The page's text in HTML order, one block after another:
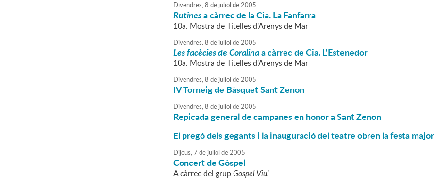
Divendres,8 de juliol de2005
Rutinesa càrrec de la Cia. La Fanfarra
10a. Mostra de Titelles d'Arenys de Mar
Divendres,8 de juliol de2005
Les facècies de Coralinaa càrrec de Cia. L'Estenedor
10a. Mostra de Titelles d'Arenys de Mar
Divendres,8 de juliol de2005
IV Torneig de Bàsquet Sant Zenon
Divendres,8 de juliol de2005
Repicada general de campanes en honor a Sant Zenon
El pregó dels gegants i la inauguració del teatre obren la festa
Dijous,7 de juliol de2005
Concert de Gòspel
A càrrec del grupGospel Viu!